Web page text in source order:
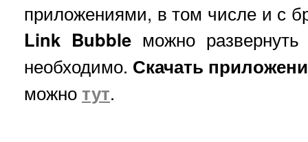
приложениями, в том числе и с
Link Bubble можно
необходимо. Скачать
можнотут.